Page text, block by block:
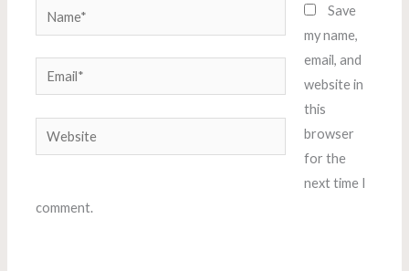
Name*
Email*
Website
Save
my name,
email, and
website in
this
browser
for the
next time I
comment.